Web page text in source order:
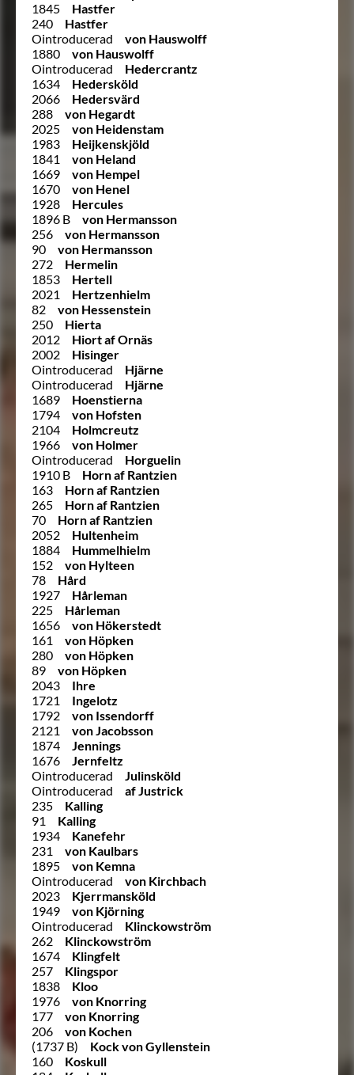
1845
Hastfer
240
Hastfer
Ointroducerad
von Hauswolff
1880
von Hauswolff
Ointroducerad
Hedercrantz
1634
Hedersköld
2066
Hedersvärd
288
von Hegardt
2025
von Heidenstam
1983
Heijkenskjöld
1841
von Heland
1669
von Hempel
1670
von Henel
1928
Hercules
1896 B
von Hermansson
256
von Hermansson
90
von Hermansson
272
Hermelin
1853
Hertell
2021
Hertzenhielm
82
von Hessenstein
250
Hierta
2012
Hiort af Ornäs
2002
Hisinger
Ointroducerad
Hjärne
Ointroducerad
Hjärne
1689
Hoenstierna
1794
von Hofsten
2104
Holmcreutz
1966
von Holmer
Ointroducerad
Horguelin
1910 B
Horn af Rantzien
163
Horn af Rantzien
265
Horn af Rantzien
70
Horn af Rantzien
2052
Hultenheim
1884
Hummelhielm
152
von Hylteen
78
Hård
1927
Hårleman
225
Hårleman
1656
von Hökerstedt
161
von Höpken
280
von Höpken
89
von Höpken
2043
Ihre
1721
Ingelotz
1792
von Issendorff
2121
von Jacobsson
1874
Jennings
1676
Jernfeltz
Ointroducerad
Julinsköld
Ointroducerad
af Justrick
235
Kalling
91
Kalling
1934
Kanefehr
231
von Kaulbars
1895
von Kemna
Ointroducerad
von Kirchbach
2023
Kjerrmansköld
1949
von Kjörning
Ointroducerad
Klinckowström
262
Klinckowström
1674
Klingfelt
257
Klingspor
1838
Kloo
1976
von Knorring
177
von Knorring
206
von Kochen
(1737 B)
Kock von Gyllenstein
160
Koskull